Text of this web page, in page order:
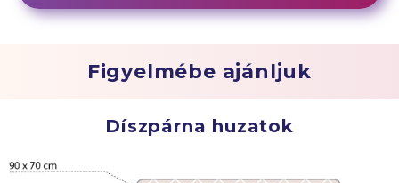
Figyelmébe ajánljuk
Díszpárna huzatok